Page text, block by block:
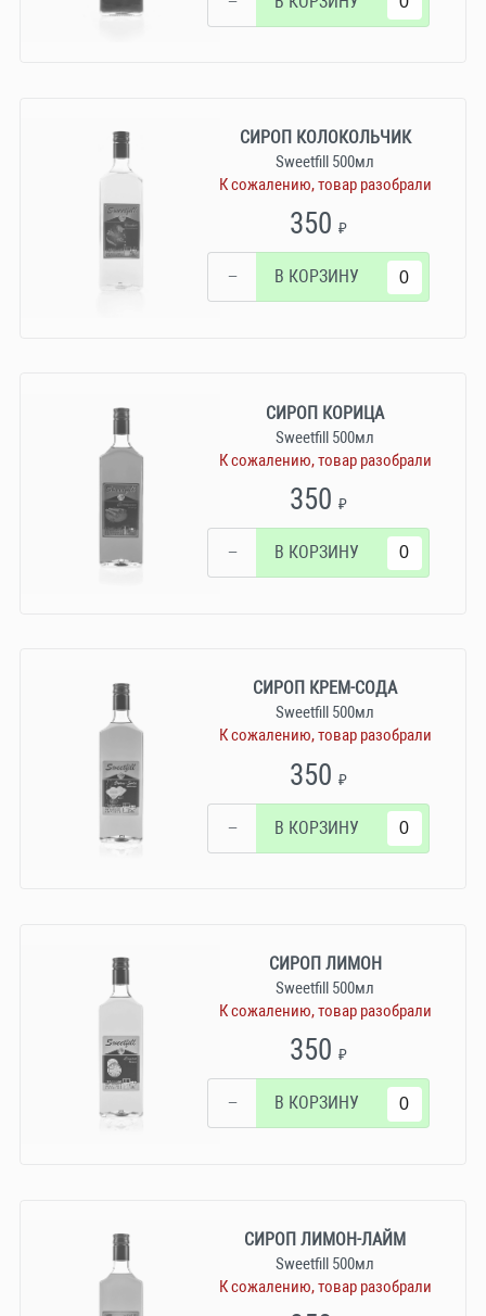
СИРОП КОЛОКОЛЬЧИК
Sweetfill 500мл
К сожалению, товар разобрали
350₽
− В КОРЗИНУ
СИРОП КОРИЦА
Sweetfill 500мл
К сожалению, товар разобрали
350₽
− В КОРЗИНУ
СИРОП КРЕМ-СОДА
Sweetfill 500мл
К сожалению, товар разобрали
350₽
− В КОРЗИНУ
СИРОП ЛИМОН
Sweetfill 500мл
К сожалению, товар разобрали
350₽
− В КОРЗИНУ
СИРОП ЛИМОН-ЛАЙМ
Sweetfill 500мл
К сожалению, товар разобрали